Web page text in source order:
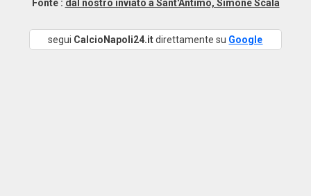
Fonte : dal nostro inviato a Sant'Antimo, Simone Scala
segui CalcioNapoli24.itdirettamente su Google